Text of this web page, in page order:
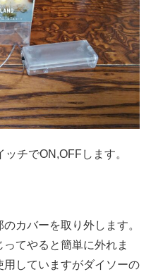
チでON,OFFします。
カバーを取り外します。
てやると簡単に外れま
していますがダイソーの